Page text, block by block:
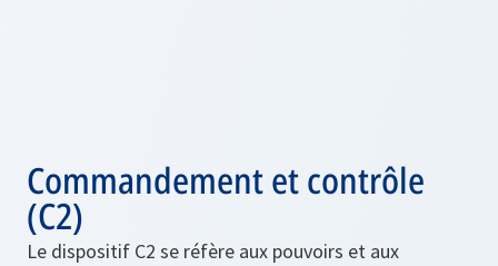
Commandement et contrôle
(C2)
Le dispositif C2 se réfère aux pouvoirs et aux